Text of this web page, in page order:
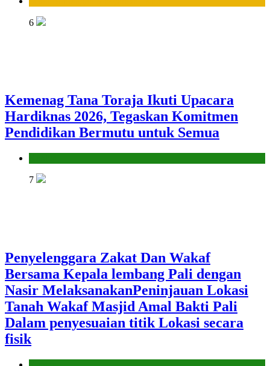
6
Kemenag Tana Toraja Ikuti Upacara
Hardiknas 2026, Tegaskan Komitmen
Pendidikan Bermutu untuk Semua
7
Penyelenggara Zakat Dan Wakaf
Bersama Kepala lembang Pali dengan
Nasir MelaksanakanPeninjauan Lokasi
Tanah Wakaf Masjid Amal Bakti Pali
Dalam penyesuaian titik Lokasi secara
fisik